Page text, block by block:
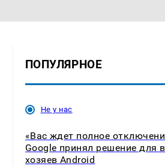
ПОПУЛЯРНОЕ
Не у нас
«Вас ждет полное
Google принял решение для
хозяев Android